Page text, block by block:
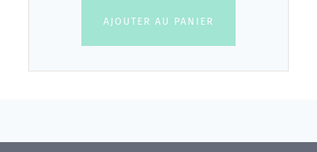
AJOUTER AU PANIER